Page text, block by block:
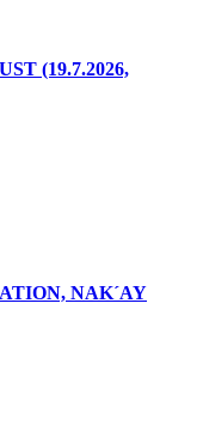
(19.7.2026,
NAK´AY